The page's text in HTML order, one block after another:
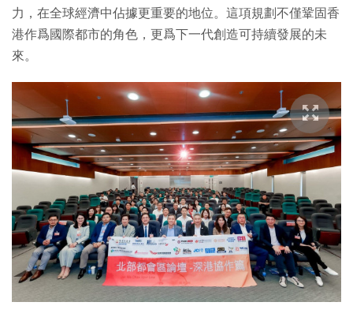
力，在全球經濟中佔據更重要的地位。這項規劃不僅鞏固香
港作爲國際都市的角色，更爲下一代創造可持續發展的未
來。